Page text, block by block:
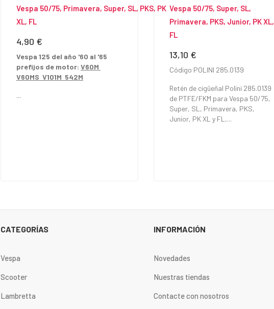
Vespa 50/75, Primavera, Super, SL, PKS, PK
XL, FL
Precio
4,90 €
Vespa 125 del año '60 al '65
prefijos de motor: V60M
V60MS V101M 542M
...
Vespa 50/75, Super, SL,
Primavera, PKS, Junior, PK XL,
FL
Precio
13,10 €
Código POLINI 285.0139
Retén de cigüeñal Polini 285.0139
de PTFE/FKM para Vespa 50/75,
Super, SL, Primavera, PKS,
Junior, PK XL y FL,...
CATEGORÍAS
Vespa
Scooter
Lambretta
INFORMACIÓN
Novedades
Nuestras tiendas
Contacte con nosotros